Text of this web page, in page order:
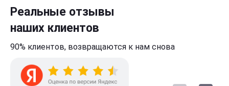
Реальные отзывы
наших клиентов
90% клиентов, возвращаются к нам снова